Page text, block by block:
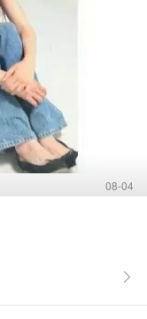
08-04